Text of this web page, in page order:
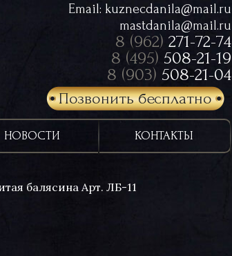
Email: kuznecdanila@mail.ru
mastdanila@mail.ru
8 (962) 271-72-74
8 (495) 508-21-19
8 (903) 508-21-04
Позвонить бесплатно
НОВОСТИ КОНТАКТЫ
балясина Арт. ЛБ-11